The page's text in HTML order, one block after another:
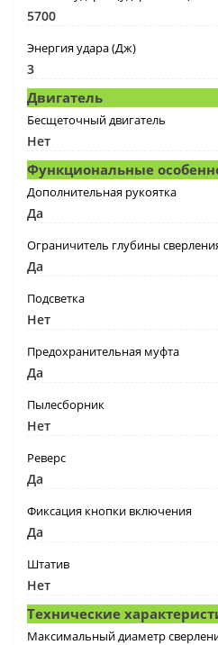
5700
Энергия удара (Дж)
3
Двигатель
Бесщеточный двигатель
Нет
Функциональные
Дополнительная рукоятка
Да
Ограничитель глубины
Да
Подсветка
Нет
Предохранительная муфта
Да
Пылесборник
Нет
Реверс
Да
Фиксация кнопки включения
Да
Штатив
Нет
Технические
Максимальный диаметр